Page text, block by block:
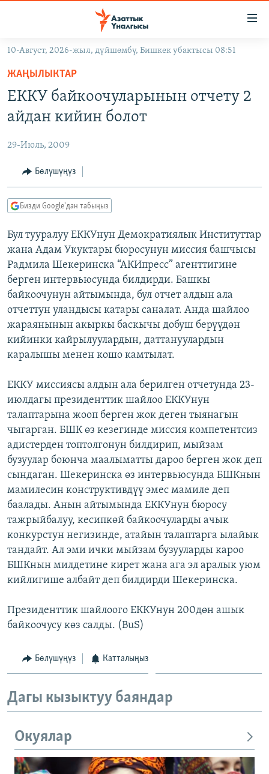
Навигацияга
өтүңүз
Издөөгө
салыңыз
КЫРГЫЗСТАН
ЭКОНОМИКА
МАДАНИЯТ
БОРБОР АЗИЯ
АТАЙЫН ИЛИКТӨӨ
ТВ ПРОГРАММАЛАР
ЭКСПЕРТТЕР ТАЛДАЙТ
БИЗ ЖАНА ДҮЙНӨ
ДАНИСТЕ
ЭЖЕ-СИҢДИЛЕР
АЗАТТЫК+
ЫҢГАЙСЫЗ СУРООЛОР
ӨЗГӨЧӨ ПИКИР
Русский
ОНЛАЙН ШЕРИНЕ
ЭЕ/АРнун бардык сайттары
10-Август, 2026-жыл, дүйшөмбү, Бишкек убактысы 08:51
ЖАҢЫЛЫКТАР
ЕККУ байкоочуларынын отчету 2
айдан кийин болот
29-Июль, 2009
Бөлүшүңүз
Бизди Google'дан табыңыз
Бул тууралуу ЕККУнун Демократиялык Институттар
жана Адам Укуктары бюросунун миссия башчысы
Радмила Шекеринска “АКИпресс” агенттигине
берген интервьюсунда билдирди. Башкы
байкоочунун айтымында, бул отчет алдын ала
отчеттун уландысы катары саналат. Анда шайлоо
жараянынын акыркы баскычы добуш берүүдөн
кийинки кайрылуулардын, даттануулардын
каралышы менен кошо камтылат.
ЕККУ миссиясы алдын ала берилген отчетунда 23-
июлдагы президенттик шайлоо ЕККУнун
талаптарына жооп берген жок деген тыянагын
чыгарган. БШК өз кезегинде миссия компетентсиз
адистерден топтолгонун билдирип, мыйзам
бузуулар боюнча маалыматты дароо берген жок деп
сындаган. Шекеринска өз интервьюсунда БШКнын
мамилесин конструктивдүү эмес мамиле деп
баалады. Анын айтымында ЕККУнун бюросу
тажрыйбалуу, кесипкөй байкоочуларды ачык
конкурстун негизинде, атайын талаптарга ылайык
тандайт. Ал эми ички мыйзам бузууларды кароо
БШКнын милдетине кирет жана ага эл аралык уюм
кийлигише албайт деп билдирди Шекеринска.
Президенттик шайлоого ЕККУнун 200дөн ашык
байкоочусу көз салды. (BuS)
Бөлүшүңүз Катталыңыз
Дагы кызыктуу баяндар
Окуялар